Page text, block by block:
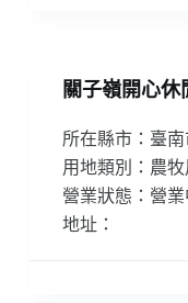
關子嶺開心休
所在縣市：臺
用地類別：農
營業狀態：營業
地址：